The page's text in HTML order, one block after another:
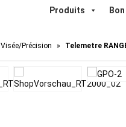
Produits
Visée/Précision » Telemetre